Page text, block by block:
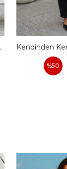
Pantolon
%50